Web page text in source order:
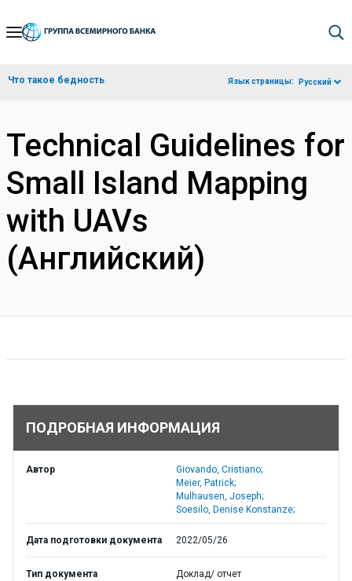
Skip
Navigation
Что такое бедность Язык страницы: Русский
Technical Guidelines for
Small Island Mapping
with UAVs
(Английский)
ПОДРОБНАЯ ИНФОРМАЦИЯ
Автор
Giovando, Cristiano;
Meier, Patrick;
Mulhausen, Joseph;
Soesilo, Denise Konstanze;
Дата подготовки документа 2022/05/26
Тип документа Доклад/ отчет